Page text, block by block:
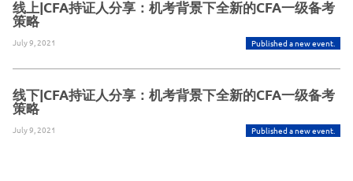
线上|CFA持证人分享：机考背景下全新的CFA一级备考
策略
July 9, 2021 Published a new event.
线下|CFA持证人分享：机考背景下全新的CFA一级备考
策略
July 9, 2021 Published a new event.